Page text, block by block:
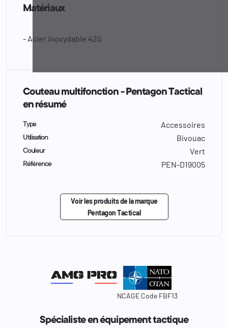
Matériaux
- Acier inoxydable 420
Couteau multifonction - Pentagon Tactical
en résumé
Type Accessoires
Utilisation Bivouac
Couleur Vert
Référence PEN-D19005
Voir les produits de la marque
Pentagon Tactical
NCAGE Code FBF13
Spécialiste en équipement tactique